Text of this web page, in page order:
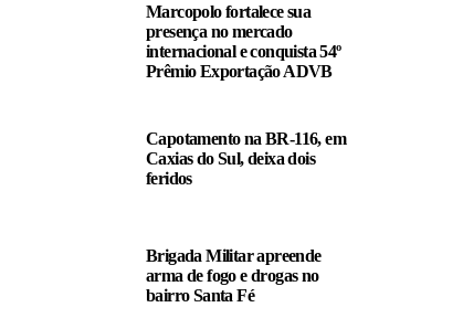
Marcopolo fortalece sua
presença no mercado
internacional e conquista 54º
Prêmio Exportação ADVB
Capotamento na BR-116, em
Caxias do Sul, deixa dois
feridos
Brigada Militar apreende
arma de fogo e drogas no
bairro Santa Fé